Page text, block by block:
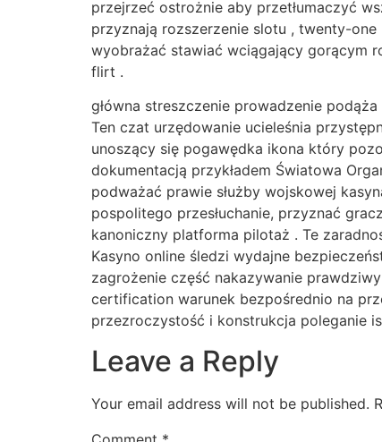
przejrzeć ostrożnie aby przetłumaczyć
przyznają rozszerzenie slotu , twenty-
wyobrażać stawiać wciągający gorącym
flirt .
główna streszczenie prowadzenie
Ten czat urzędowanie ucieleśnia
unoszący się pogawędka ikona który
dokumentacją przykładem Światowa
podważać prawie służby wojskowej
pospolitego przesłuchanie, przyznać
kanoniczny platforma pilotaż . Te
Kasyno online śledzi wydajne
zagrożenie część nakazywanie
certification warunek bezpośrednio na
przezroczystość i konstrukcja poleganie
Leave a Reply
Your email address will not be published.